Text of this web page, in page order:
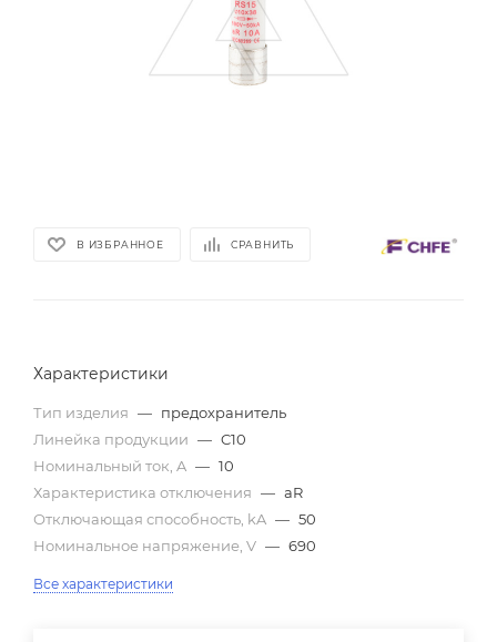
В ИЗБРАННОЕ СРАВНИТЬ
Характеристики
Тип изделия — предохранитель
Линейка продукции — C10
Номинальный ток, A — 10
Характеристика отключения — aR
Отключающая способность, kA — 50
Номинальное напряжение, V — 690
Все характеристики